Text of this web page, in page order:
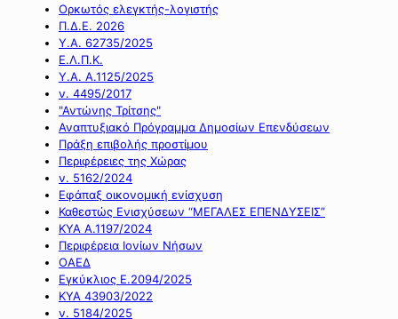
Ορκωτός ελεγκτής-λογιστής
Π.Δ.Ε. 2026
Υ.Α. 62735/2025
Ε.Λ.Π.Κ.
Υ.Α. Α.1125/2025
ν. 4495/2017
"Αντώνης Τρίτσης"
Αναπτυξιακό Πρόγραμμα Δημοσίων Επενδύσεων
Πράξη επιβολής προστίμου
Περιφέρειες της Χώρας
ν. 5162/2024
Εφάπαξ οικονομική ενίσχυση
Καθεστώς Ενισχύσεων “ΜΕΓΑΛΕΣ ΕΠΕΝΔΥΣΕΙΣ”
ΚΥΑ Α.1197/2024
Περιφέρεια Ιονίων Νήσων
ΟΑΕΔ
Εγκύκλιος Ε.2094/2025
ΚΥΑ 43903/2022
ν. 5184/2025